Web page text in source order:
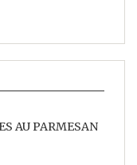
AU PARMESAN